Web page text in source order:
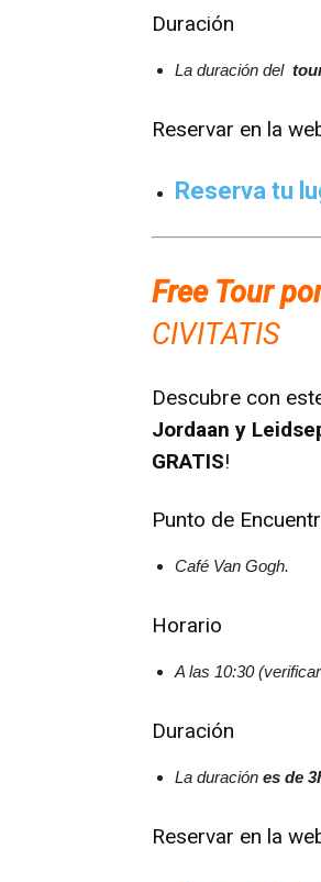
Duración
La duración del
Reservar en la
Reserva tu
Free Tour
CIVITATIS
Descubre con
Jordaan y
GRATIS!
Punto de
Café Van Gogh.
Horario
A las 10:30
Duración
La duración es de
Reservar en la